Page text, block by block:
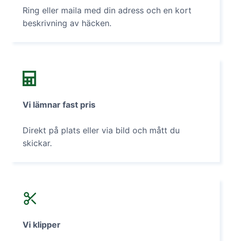
Ring eller maila med din adress och en kort
beskrivning av häcken.
Vi lämnar fast pris
Direkt på plats eller via bild och mått du
skickar.
Vi klipper